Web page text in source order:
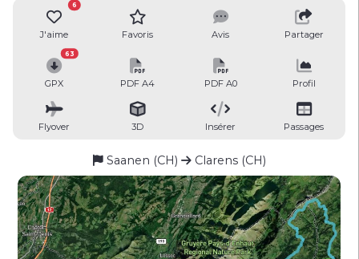
J'aime
6
Favoris Avis Partager
GPX
63
PDF A4 PDF A0 Profil
Flyover 3D Insérer Passages
Saanen (CH) Clarens (CH)